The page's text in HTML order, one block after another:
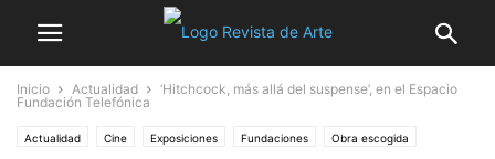
Inicio Actualidad
‘Hitchcock, más allá del suspense’, en el Espacio
Fundación Telefónica
Actualidad Cine Exposiciones Fundaciones Obra escogida